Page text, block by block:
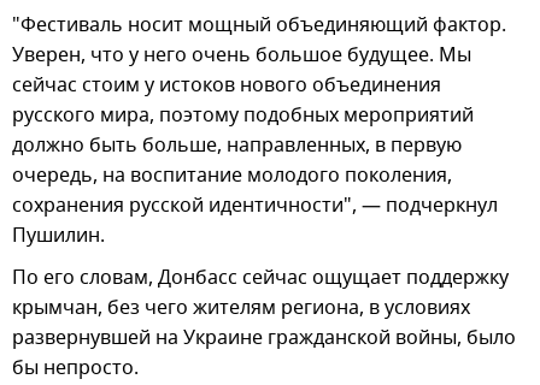
"Фестиваль носит мощный объединяющий фактор.
Уверен, что у него очень большое будущее. Мы
сейчас стоим у истоков нового объединения
русского мира, поэтому подобных мероприятий
должно быть больше, направленных, в первую
очередь, на воспитание молодого поколения,
сохранения русской идентичности", — подчеркнул
Пушилин.
По его словам, Донбасс сейчас ощущает поддержку
крымчан, без чего жителям региона, в условиях
развернувшей на Украине гражданской войны, было
бы непросто.